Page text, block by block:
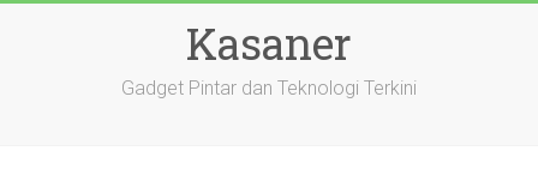
Kasaner
Gadget Pintar dan Teknologi Terkini